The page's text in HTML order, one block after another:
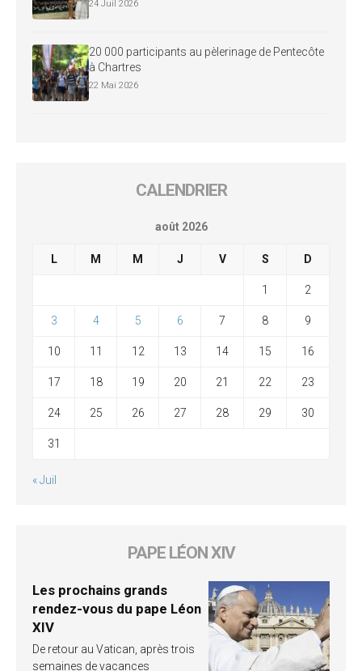
24 Juil 2026
20 000 participants au pèlerinage de Pentecôte
à Chartres
22 Mai 2026
CALENDRIER
août 2026
L M M J V S D
1 2
3 4 5 6 7 8 9
10 11 12 13 14 15 16
17 18 19 20 21 22 23
24 25 26 27 28 29 30
31
« Juil
PAPE LÉON XIV
Les prochains grands
rendez-vous du pape Léon
XIV
De retour au Vatican, après trois
semaines de vacances